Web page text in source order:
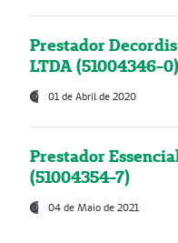
Prestador
LTDA (51004346-0)
01 de Abril de 2020
Prestador
(51004354-7)
04 de Maio de 2021